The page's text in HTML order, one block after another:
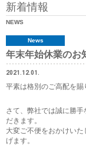
製造所の紹介
添付文書
よくあるご質問
新着情報
NEWS
News
年末年始休業のお
2021.12.01.
平素は格別のご高配を賜
さて、弊社では誠に勝
だきます。
大変ご不便をおかけい
げます。